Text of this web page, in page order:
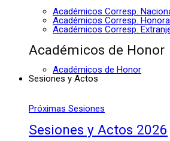
Académicos Corresp.
Académicos Corresp.
Académicos Corresp.
Académicos de Honor
Académicos de Honor
Sesiones y Actos
Próximas Sesiones
Sesiones y Actos 2026